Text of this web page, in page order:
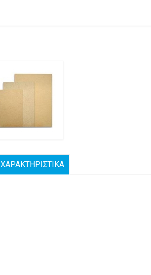
ΧΑΡΑΚΤΗΡΙΣΤΙΚΑ